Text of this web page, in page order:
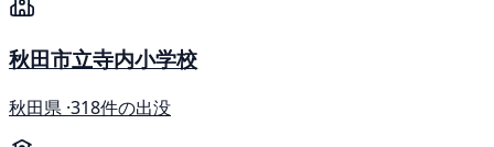
秋田市立寺内小学校
秋田県 ·318件の出没